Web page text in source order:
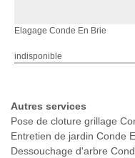
Elagage Conde En Brie
indisponible
Autres services
Pose de cloture grillage
Entretien de jardin Conde
Dessouchage d'arbre